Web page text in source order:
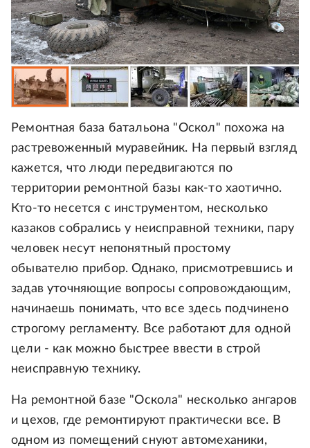
Ремонтная база батальона "Оскол" похожа на
растревоженный муравейник. На первый взгляд
кажется, что люди передвигаются по
территории ремонтной базы как-то хаотично.
Кто-то несется с инструментом, несколько
казаков собрались у неисправной техники, пару
человек несут непонятный простому
обывателю прибор. Однако, присмотревшись и
задав уточняющие вопросы сопровождающим,
начинаешь понимать, что все здесь подчинено
строгому регламенту. Все работают для одной
цели - как можно быстрее ввести в строй
неисправную технику.
На ремонтной базе "Оскола" несколько ангаров
и цехов, где ремонтируют практически все. В
одном из помещений снуют автомеханики,